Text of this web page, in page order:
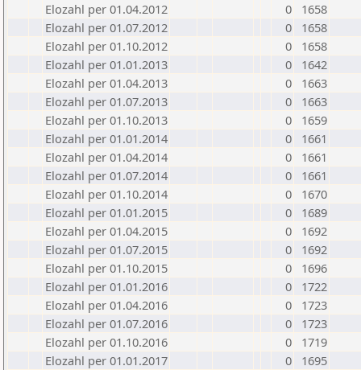
Elozahl per 01.04.2012
0
1658
Elozahl per 01.07.2012
0
1658
Elozahl per 01.10.2012
0
1658
Elozahl per 01.01.2013
0
1642
Elozahl per 01.04.2013
0
1663
Elozahl per 01.07.2013
0
1663
Elozahl per 01.10.2013
0
1659
Elozahl per 01.01.2014
0
1661
Elozahl per 01.04.2014
0
1661
Elozahl per 01.07.2014
0
1661
Elozahl per 01.10.2014
0
1670
Elozahl per 01.01.2015
0
1689
Elozahl per 01.04.2015
0
1692
Elozahl per 01.07.2015
0
1692
Elozahl per 01.10.2015
0
1696
Elozahl per 01.01.2016
0
1722
Elozahl per 01.04.2016
0
1723
Elozahl per 01.07.2016
0
1723
Elozahl per 01.10.2016
0
1719
Elozahl per 01.01.2017
0
1695